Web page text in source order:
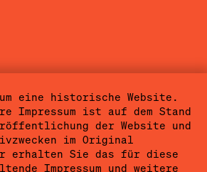
eine historische Website.
Impressum ist auf dem Stand
der Website und
im Original
erhalten Sie das für diese
Impressum und weitere